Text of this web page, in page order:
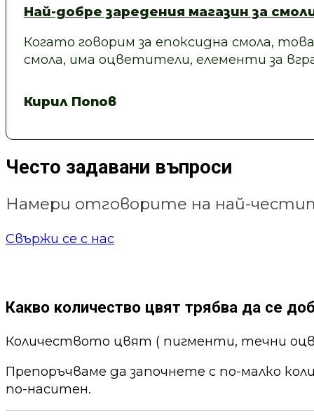
Най-добре заредения магазин за
Когато говорим за епоксидна смола,
смола, има оцветители, елементи за
Кирил Попов
Често задавани въпроси
Намери отговорите на най-
Свържи се с нас
Какво количество цвят трябва да се
Количеството цвят ( пигменти, течни
Препоръчваме да започнете с по-малко
по-наситен.